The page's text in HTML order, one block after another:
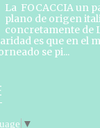
La FOCACCIA un
plano de origen
concretamente de
es que en el
se pi...
▼